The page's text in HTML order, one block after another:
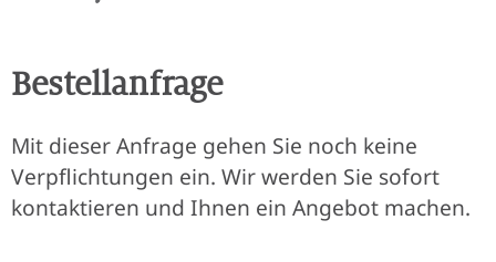
Bestellanfrage
Mit dieser Anfrage gehen Sie noch keine
Verpflichtungen ein. Wir werden Sie sofort
kontaktieren und Ihnen ein Angebot machen.